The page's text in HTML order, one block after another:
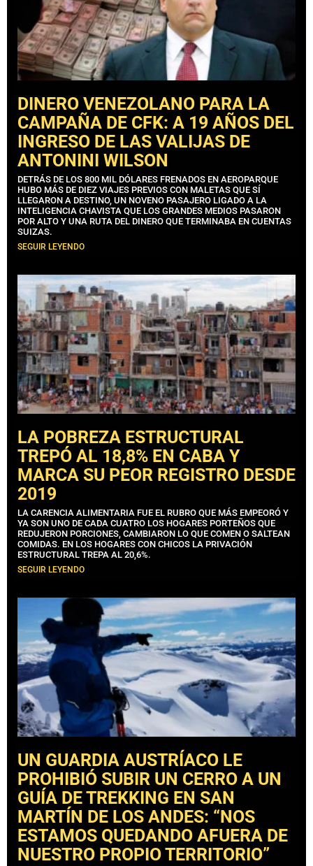
DINERO VENEZOLANO PARA LA
CAMPAÑA DE CFK: A 19 AÑOS DEL
INGRESO DE LAS VALIJAS DE
ANTONINI WILSON
DETRÁS DE LOS 800 MIL DÓLARES FRENADOS EN AEROPARQUE
HUBO MÁS DE DIEZ VIAJES PREVIOS CON MALETAS QUE SÍ
LLEGARON A DESTINO, UN NOVENO PASAJERO LIGADO A LA
INTELIGENCIA CHAVISTA QUE LOS GRANDES MEDIOS PASARON
POR ALTO Y UNA RUTA DEL DINERO QUE TERMINABA EN CUENTAS
SUIZAS.
SEGUIR LEYENDO
LA POBREZA ESTRUCTURAL
TREPÓ AL 18,8% EN CABA Y
MARCA SU PEOR REGISTRO DESDE
2019
LA CARENCIA ALIMENTARIA FUE EL RUBRO QUE MÁS EMPEORÓ Y
YA SON UNO DE CADA CUATRO LOS HOGARES PORTEÑOS QUE
REDUJERON PORCIONES, CAMBIARON LO QUE COMEN O SALTEAN
COMIDAS. EN LOS HOGARES CON CHICOS LA PRIVACIÓN
ESTRUCTURAL TREPA AL 20,6%.
SEGUIR LEYENDO
UN GUARDIA AUSTRÍACO LE
PROHIBIÓ SUBIR UN CERRO A UN
GUÍA DE TREKKING EN SAN
MARTÍN DE LOS ANDES: “NOS
ESTAMOS QUEDANDO AFUERA DE
NUESTRO PROPIO TERRITORIO”